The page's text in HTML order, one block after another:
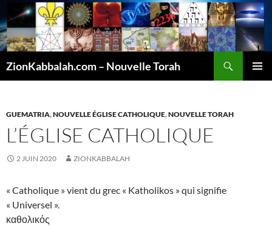
ZionKabbalah.com – Nouvelle Torah
GUEMATRIA,NOUVELLE ÉGLISE CATHOLIQUE,NOUVELLE TORAH
L’ÉGLISE CATHOLIQUE
2 JUIN 2020 ZIONKABBALAH
« Catholique » vient du grec « Katholikos » qui signifie
« Universel ».
καθολικός